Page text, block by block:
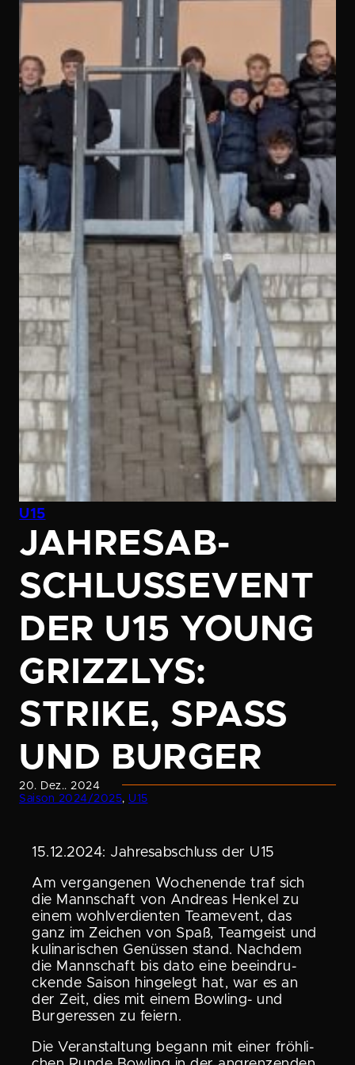
U15
JAHRES­AB­
SCHLUS­SE­VENT
DER U15 YOUNG
GRIZZLYS:
STRIKE, SPASS U
ND BURGER
20. Dez.. 2024
Saison 2024/2025, U15
15.12.2024: Jahres­ab­schluss der U15
Am vergan­genen Wochen­ende traf sich
die Mannschaft von Andreas Henkel zu
einem wohlver­dienten Teamevent, das
ganz im Zeichen von Spaß, Teamgeist und
kulina­ri­schen Genüssen stand. Nachdem
die Mannschaft bis dato eine beein­dru­
ckende Saison hingelegt hat, war es an
der Zeit, dies mit einem Bowling- und
Burger­essen zu feiern.
Die Veran­stal­tung begann mit einer fröhli­